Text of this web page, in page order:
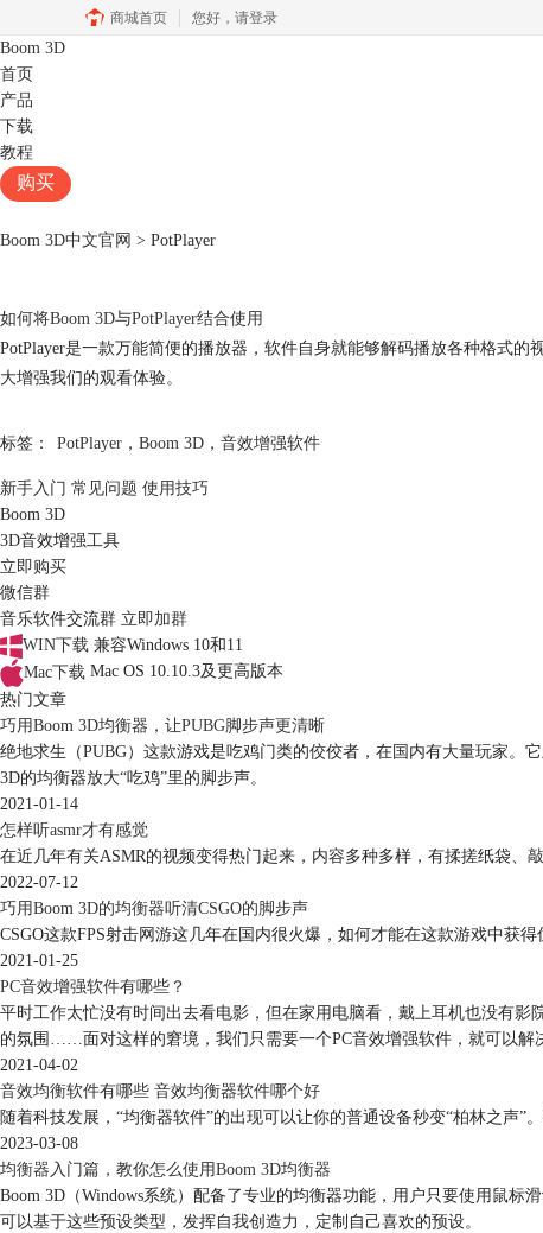
商城首页 您好， 请登录
Boom 3D
首页
产品
下载
教程
购买
Boom 3D中文官网 > PotPlayer
如何将Boom 3D与PotPlayer结合使用
PotPlayer是一款万能简便的播放器，软件自身就能够解码播放各种格式的
大增强我们的观看体验。
标签： PotPlayer ， Boom 3D ， 音效增强软件
新手入门 常见问题 使用技巧
Boom 3D
3D音效增强工具
立即购买
微信群
音乐软件交流群 立即加群
WIN下载 兼容Windows 10和11
Mac下载 Mac OS 10.10.3及更高版本
热门文章
巧用Boom 3D均衡器，让PUBG脚步声更清晰
绝地求生（PUBG）这款游戏是吃鸡门类的佼佼者，在国内有大量玩家。
3D的均衡器放大“吃鸡”里的脚步声。
2021-01-14
怎样听asmr才有感觉
在近几年有关ASMR的视频变得热门起来，内容多种多样，有揉搓纸袋、
2022-07-12
巧用Boom 3D的均衡器听清CSGO的脚步声
CSGO这款FPS射击网游这几年在国内很火爆，如何才能在这款游戏中获
2021-01-25
PC音效增强软件有哪些？
平时工作太忙没有时间出去看电影，但在家用电脑看，戴上耳机也没有
的氛围……面对这样的窘境，我们只需要一个PC音效增强软件，就可以解
2021-04-02
音效均衡软件有哪些 音效均衡器软件哪个好
随着科技发展，“均衡器软件”的出现可以让你的普通设备秒变“柏林之声
2023-03-08
均衡器入门篇，教你怎么使用Boom 3D均衡器
Boom 3D（Windows系统）配备了专业的均衡器功能，用户只要使用鼠
可以基于这些预设类型，发挥自我创造力，定制自己喜欢的预设。